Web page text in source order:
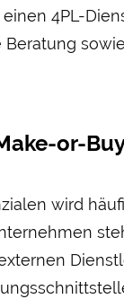
4PL-
or-
wird